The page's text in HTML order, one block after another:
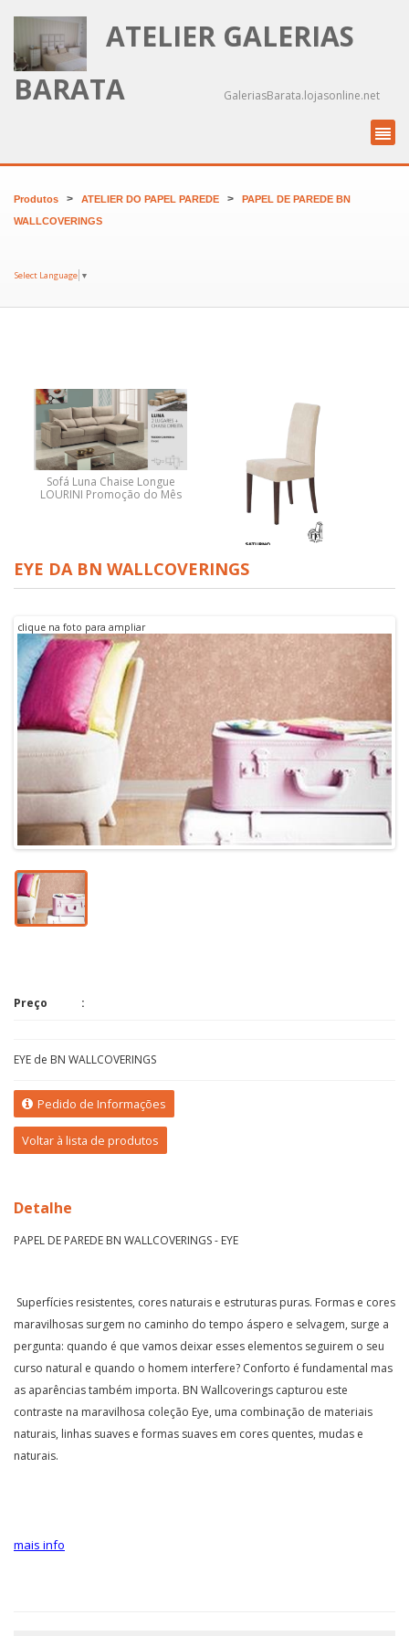
ATELIER GALERIAS
BARATA
GaleriasBarata.lojasonline.net
Produtos > ATELIER DO PAPEL PAREDE > PAPEL DE PAREDE BN
WALLCOVERINGS
Select Language ▼
Sofá Luna Chaise Longue
LOURINI Promoção do Mês
LOURINI PROMOÇÃO
EYE DA BN WALLCOVERINGS
clique na foto para ampliar
Preço
EYE de BN WALLCOVERINGS
Pedido de Informações
Voltar à lista de produtos
Detalhe
PAPEL DE PAREDE BN WALLCOVERINGS - EYE
Superfícies resistentes, cores naturais e estruturas puras. Formas e cores
maravilhosas surgem no caminho do tempo áspero e selvagem, surge a
pergunta: quando é que vamos deixar esses elementos seguirem o seu
curso natural e quando o homem interfere? Conforto é fundamental mas
as aparências também importa. BN Wallcoverings capturou este
contraste na maravilhosa coleção Eye, uma combinação de materiais
naturais, linhas suaves e formas suaves em cores quentes, mudas e
naturais.
mais info